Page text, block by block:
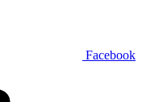
Facebook